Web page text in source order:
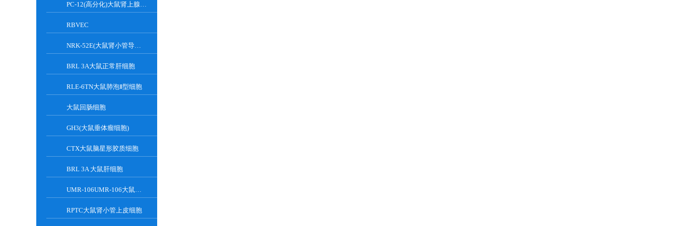
PC-12(高分化)大鼠肾上腺嗜铬细胞瘤细胞(高分化)
RBVEC
NRK-52E(大鼠肾小管导管上皮细胞)
BRL 3A大鼠正常肝细胞
RLE-6TN大鼠肺泡Ⅱ型细胞
大鼠回肠细胞
GH3(大鼠垂体瘤细胞)
CTX大鼠脑星形胶质细胞
BRL 3A 大鼠肝细胞
UMR-106UMR-106大鼠骨肉瘤细胞
RPTC大鼠肾小管上皮细胞